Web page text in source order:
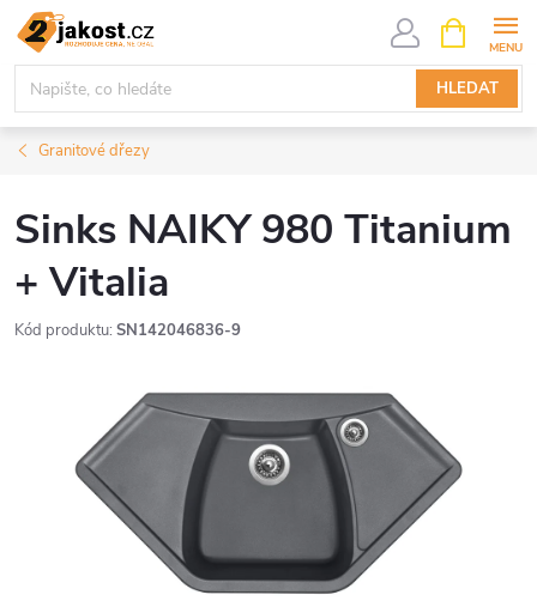
Přejít
obsah
HLEDAT
NÁKUPNÍ
KOŠÍK
Granitové dřezy
Sinks NAIKY 980 Titanium
+ Vitalia
Kód produktu: SN142046836-9